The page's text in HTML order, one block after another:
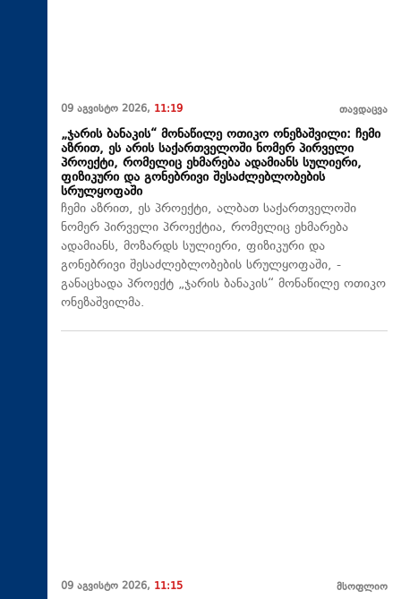
09 აგვისტო 2026, 11:19 თავდაცვა
„ჯარის ბანაკის“ მონაწილე ოთიკო ონეზაშვილი: ჩემი
აზრით, ეს არის საქართველოში ნომერ პირველი
პროექტი, რომელიც ეხმარება ადამიანს სულიერი,
ფიზიკური და გონებრივი შესაძლებლობების
სრულყოფაში
ჩემი აზრით, ეს პროექტი, ალბათ საქართველოში
ნომერ პირველი პროექტია, რომელიც ეხმარება
ადამიანს, მოზარდს სულიერი, ფიზიკური და
გონებრივი შესაძლებლობების სრულყოფაში, -
განაცხადა პროექტ „ჯარის ბანაკის“ მონაწილე ოთიკო
ონეზაშვილმა.
09 აგვისტო 2026, 11:15 მსოფლიო